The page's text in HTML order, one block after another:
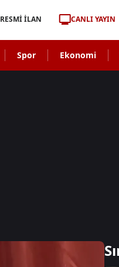
RESMİ İLAN CANLI YAYIN
Spor Ekonomi